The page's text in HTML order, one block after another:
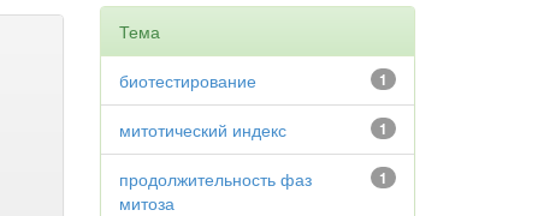
Тема
1
биотестирование
1
митотический индекс
1
продолжительность фаз
митоза